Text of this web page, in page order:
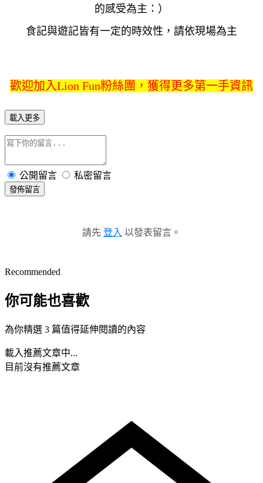
的感受為主：）
食記與遊記皆有一定的時效性，請依現場為主
歡迎加入Lion Fun粉絲團，獲得更多第一手資訊
載入更多
公開留言 私密留言
發佈留言
請先 登入 以發表留言。
Recommended
你可能也喜歡
為你精選 3 篇值得延伸閱讀的內容
載入推薦文章中...
目前沒有推薦文章